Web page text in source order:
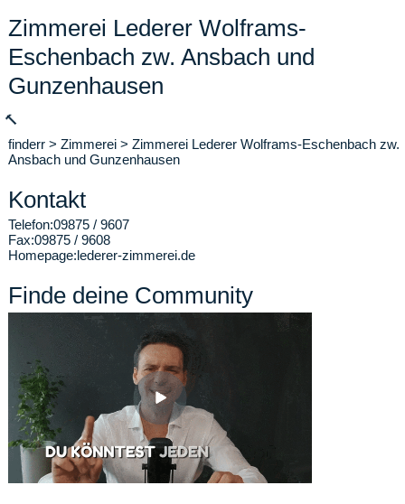
Zimmerei Lederer Wolframs-
Eschenbach zw. Ansbach und
Gunzenhausen
🔨
finderr > Zimmerei > Zimmerei Lederer Wolframs-Eschenbach zw.
Ansbach und Gunzenhausen
Kontakt
Telefon:09875 / 9607
Fax:09875 / 9608
Homepage:lederer-zimmerei.de
Finde deine Community